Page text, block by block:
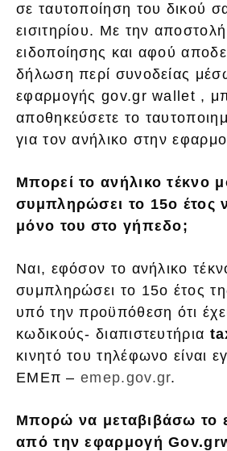
σε ταυτοποίηση του δικού
εισιτηρίου. Με την αποστολή
ειδοποίησης και αφού
δήλωση περί συνοδείας
εφαρμογής gov.gr wallet ,
αποθηκεύσετε το
για τον ανήλικο στην
Μπορεί το ανήλικο τέκνο
συμπληρώσει το 15ο έτος
μόνο του στο γήπεδο;
Ναι, εφόσον το ανήλικο
συμπληρώσει το 15ο έτος
υπό την προϋπόθεση ότι
κωδικούς- διαπιστευτήρια
κινητό του τηλέφωνο είναι
ΕΜΕπ –emep.gov.gr.
Μπορώ να μεταβιβάσω το
από την εφαρμογή Gov.gr